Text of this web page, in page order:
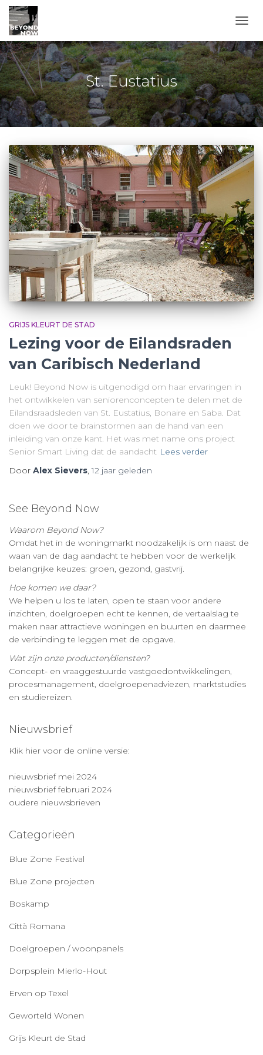
St. Eustatius
GRIJS KLEURT DE STAD
Lezing voor de Eilandsraden
van Caribisch Nederland
Leuk! Beyond Now is uitgenodigd om haar ervaringen in
het ontwikkelen van seniorenconcepten te delen met de
Eilandsraadsleden van St. Eustatius, Bonaire en Saba. Dat
doen we door te brainstormen aan de hand van een
inleiding van onze kant. Het was met name ons project
Senior Smart Living dat de aandacht Lees verder
Door Alex Sievers,12 jaar geleden
See Beyond Now
Waarom Beyond Now?
Omdat het in de woningmarkt noodzakelijk is om naast de
waan van de dag aandacht te hebben voor de werkelijk
belangrijke keuzes: groen, gezond, gastvrij.
Hoe komen we daar?
We helpen u los te laten, open te staan voor andere
inzichten, doelgroepen echt te kennen, de vertaalslag te
maken naar attractieve woningen en buurten en daarmee
de verbinding te leggen met de opgave.
Wat zijn onze producten/diensten?
Concept- en vraaggestuurde vastgoedontwikkelingen,
procesmanagement, doelgroepenadviezen, marktstudies
en studiereizen.
Nieuwsbrief
Klik hier voor de online versie:
nieuwsbrief mei 2024
nieuwsbrief februari 2024
oudere nieuwsbrieven
Categorieën
Blue Zone Festival
Blue Zone projecten
Boskamp
Città Romana
Doelgroepen / woonpanels
Dorpsplein Mierlo-Hout
Erven op Texel
Geworteld Wonen
Grijs Kleurt de Stad